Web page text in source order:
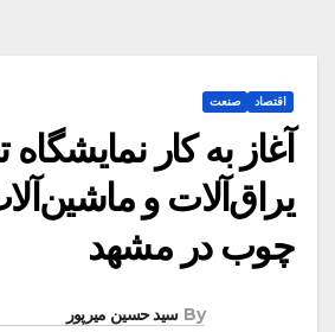
اقتصاد صنعت
آغاز به کار
یراق‌آلات و
چوب در مشهد
By سید حسین میرپور